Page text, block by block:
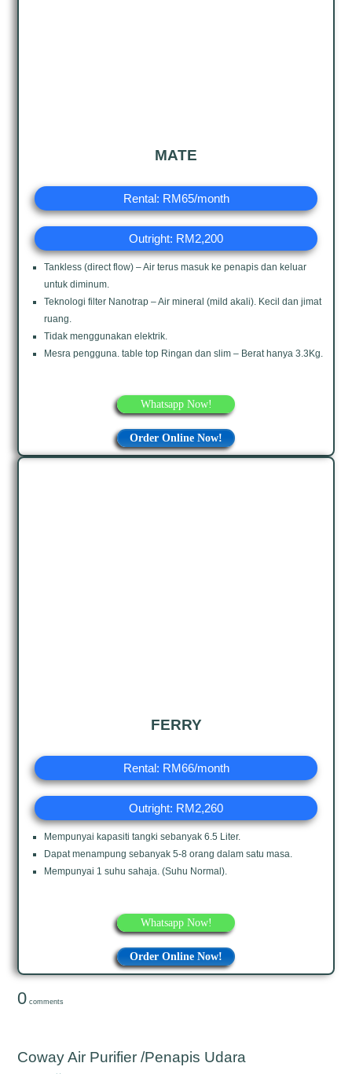
MATE
Rental: RM65/month
Outright: RM2,200
Tankless (direct flow) – Air terus masuk ke penapis dan keluar
untuk diminum.
Teknologi filter Nanotrap – Air mineral (mild akali). Kecil dan jimat
ruang.
Tidak menggunakan elektrik.
Mesra pengguna. table top Ringan dan slim – Berat hanya 3.3Kg.
Whatsapp Now!
Order Online Now!
FERRY
Rental: RM66/month
Outright: RM2,260
Mempunyai kapasiti tangki sebanyak 6.5 Liter.
Dapat menampung sebanyak 5-8 orang dalam satu masa.
Mempunyai 1 suhu sahaja. (Suhu Normal).
Whatsapp Now!
Order Online Now!
0 comments
Coway Air Purifier /Penapis Udara